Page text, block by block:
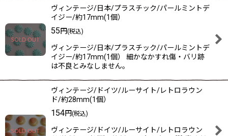
ヴィンテージ/日本/プラスチック/パールミントデ
イジー/約17mm(1個）
55円(税込)
ヴィンテージ/日本/プラスチック/パールミントデ
イジー/約17mm(1個） 細かなかすれ傷・バリ跡
は不良とみなしません。
ヴィンテージ/ドイツ/ルーサイト/レトロラウン
ド/約28mm(1個）
154円(税込)
ヴィンテージ/ドイツ/ルーサイト/レトロラウン